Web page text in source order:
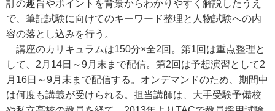
訂の趣旨やポイントを背景からわかりやすく解説したうえ
で、筆記試験に向けてのキーワード整理と人物試験への内
容の落とし込みを行う。
講座のカリキュラムは150分×全2回。第1回は重点整理と
して、2月14日～9月末まで配信。第2回は予想演習として2
月16日～9月末まで配信する。オンデマンドのため、期間中
は何度も講義が受けられる。担当講師は、大手受験予備校